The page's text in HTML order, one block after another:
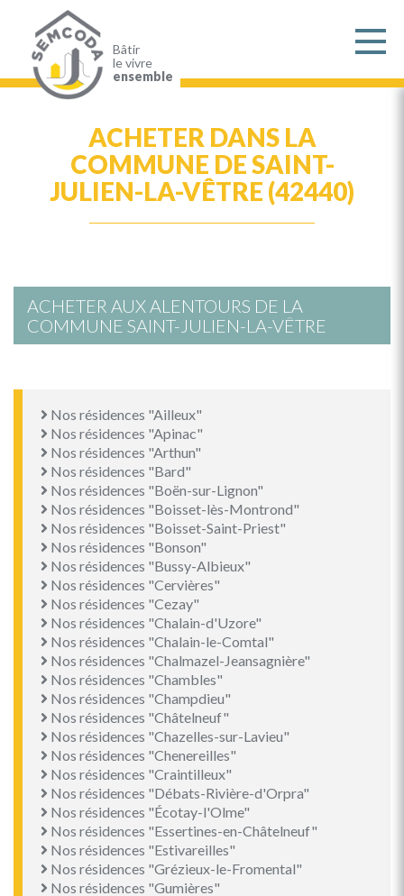
contenu
principal
Bâtir
le vivre
ensemble
ACHETER DANS LA
COMMUNE DE SAINT-
JULIEN-LA-VÊTRE (42440)
ACHETER AUX ALENTOURS DE LA
COMMUNE SAINT-JULIEN-LA-VÊTRE
Nos résidences "Ailleux"
Nos résidences "Apinac"
Nos résidences "Arthun"
Nos résidences "Bard"
Nos résidences "Boën-sur-Lignon"
Nos résidences "Boisset-lès-Montrond"
Nos résidences "Boisset-Saint-Priest"
Nos résidences "Bonson"
Nos résidences "Bussy-Albieux"
Nos résidences "Cervières"
Nos résidences "Cezay"
Nos résidences "Chalain-d'Uzore"
Nos résidences "Chalain-le-Comtal"
Nos résidences "Chalmazel-Jeansagnière"
Nos résidences "Chambles"
Nos résidences "Champdieu"
Nos résidences "Châtelneuf"
Nos résidences "Chazelles-sur-Lavieu"
Nos résidences "Chenereilles"
Nos résidences "Craintilleux"
Nos résidences "Débats-Rivière-d'Orpra"
Nos résidences "Écotay-l'Olme"
Nos résidences "Essertines-en-Châtelneuf"
Nos résidences "Estivareilles"
Nos résidences "Grézieux-le-Fromental"
Nos résidences "Gumières"